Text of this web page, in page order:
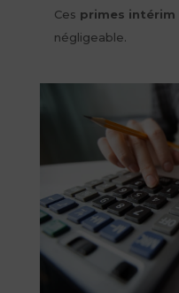
Ces primes intérim
négligeable.